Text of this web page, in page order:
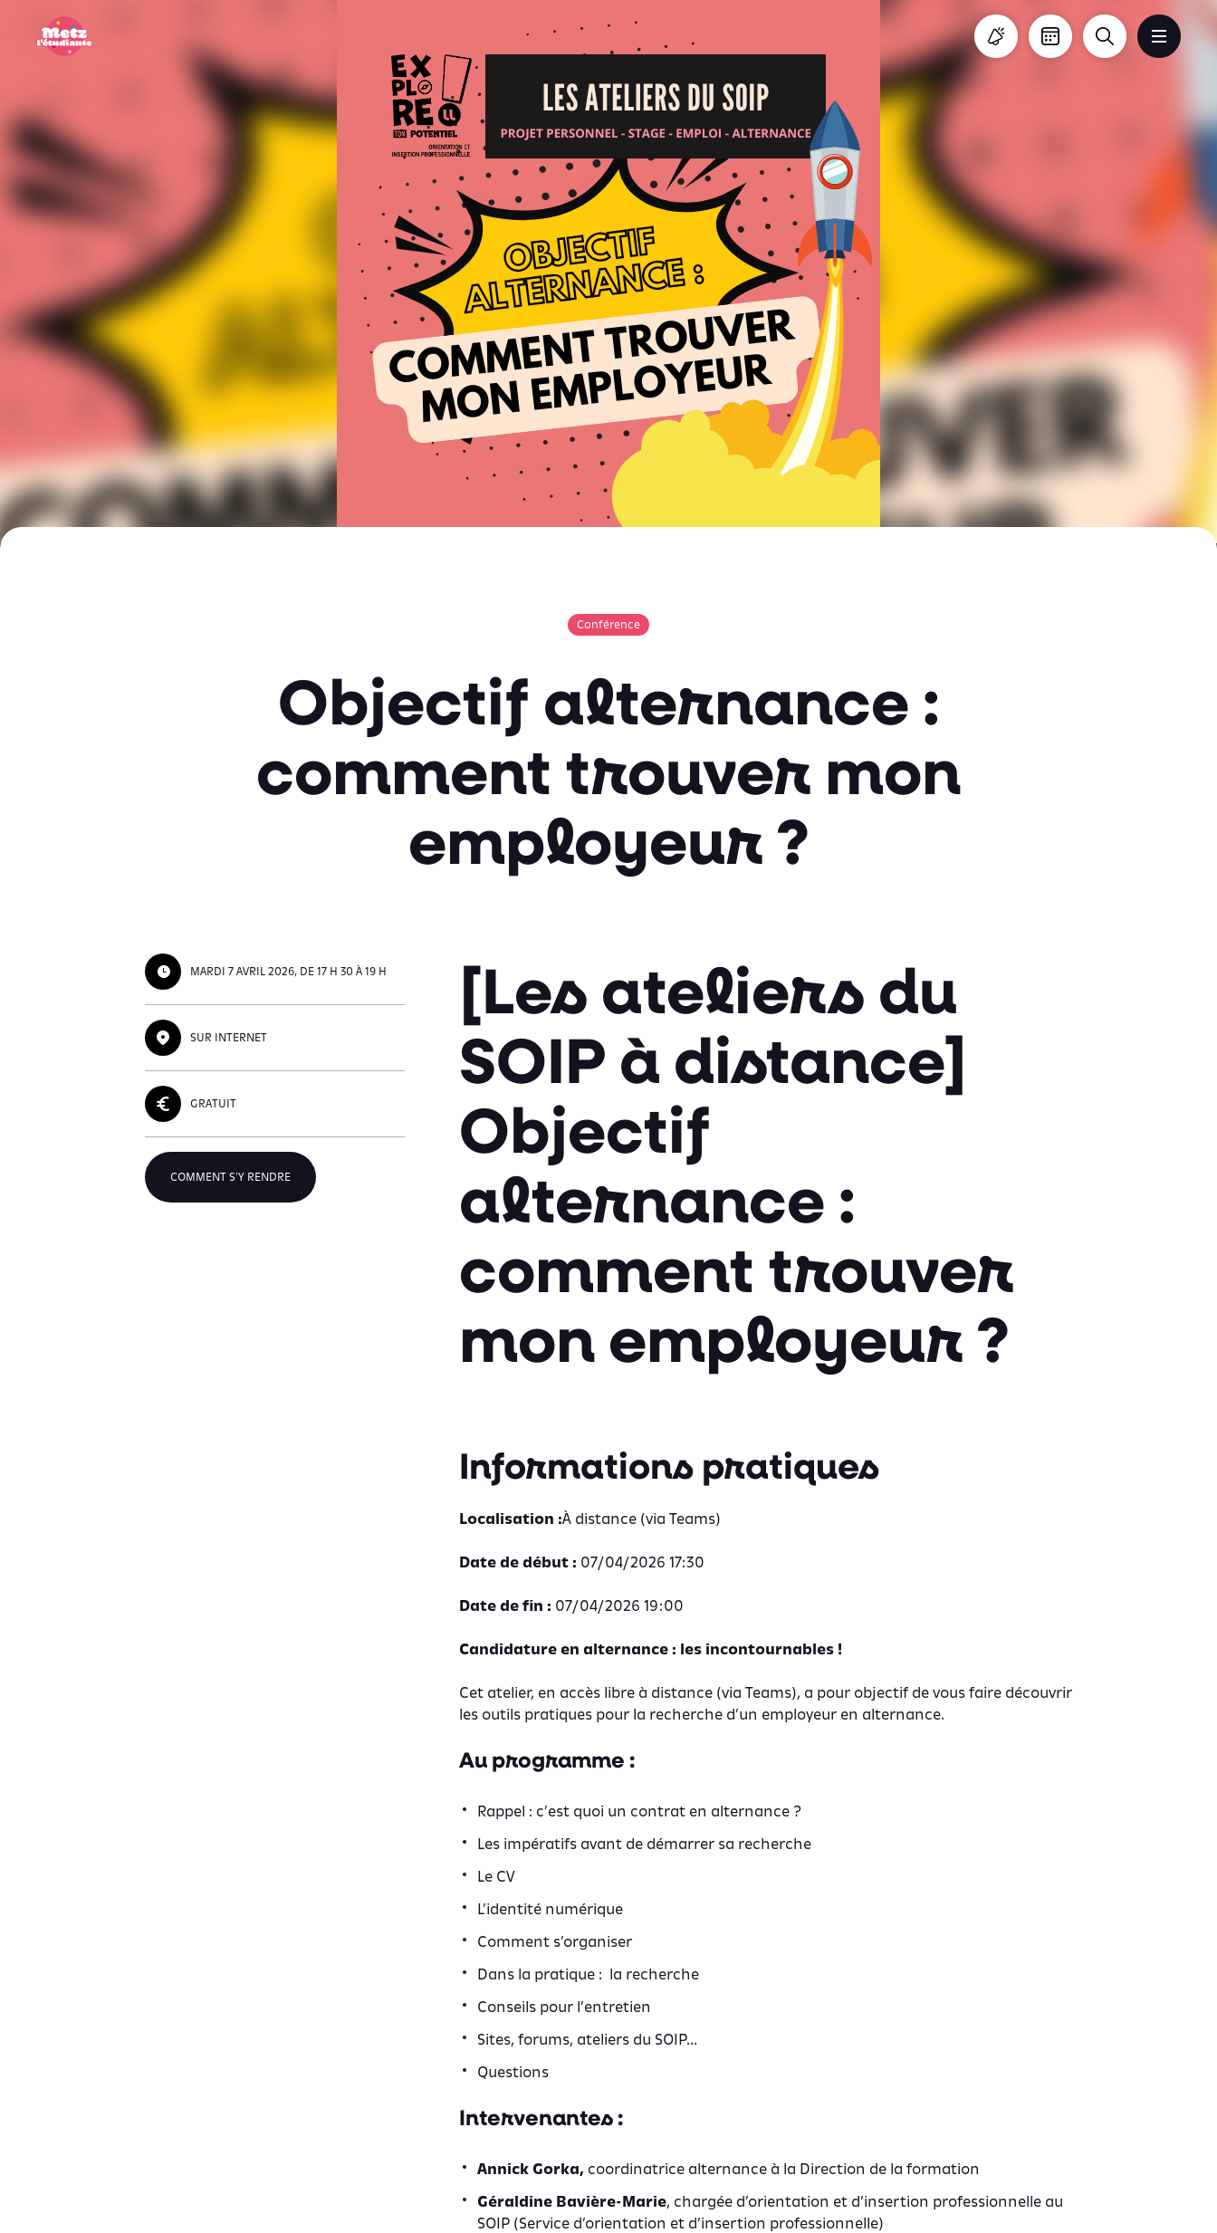
Conférence
Objectif alternance :
comment trouver mon
employeur ?
MARDI 7 AVRIL 2026, DE 17 H 30 À 19 H
SUR INTERNET
GRATUIT
COMMENT S'Y RENDRE
[Les ateliers du
SOIP à distance]
Objectif
alternance :
comment trouver
mon employeur ?
Informations pratiques
Localisation :À distance (via Teams)
Date de début : 07/04/2026 17:30
Date de fin : 07/04/2026 19:00
Candidature en alternance : les incontournables !
Cet atelier, en accès libre à distance (via Teams), a pour objectif de vous faire découvrir
les outils pratiques pour la recherche d’un employeur en alternance.
Au programme :
Rappel : c’est quoi un contrat en alternance ?
Les impératifs avant de démarrer sa recherche
Le CV
L’identité numérique
Comment s’organiser
Dans la pratique : la recherche
Conseils pour l’entretien
Sites, forums, ateliers du SOIP…
Questions
Intervenantes :
Annick Gorka, coordinatrice alternance à la Direction de la formation
Géraldine Bavière-Marie, chargée d’orientation et d’insertion professionnelle au
SOIP (Service d’orientation et d’insertion professionnelle)